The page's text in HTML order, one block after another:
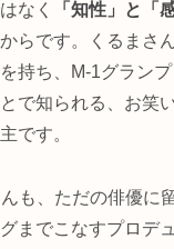
なく
「知性」と「
らです。くるまさ
持ち、M-1グラン
で知られる、お笑
です。
も、ただの俳優に
までこなすプロデ